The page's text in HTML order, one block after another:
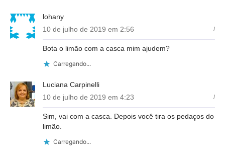
lohany
10 de julho de 2019 em 2:56
/
Bota o limão com a casca mim ajudem?
Carregando...
Luciana Carpinelli
10 de julho de 2019 em 4:23
/
Sim, vai com a casca. Depois você tira os pedaços do
limão.
Carregando...